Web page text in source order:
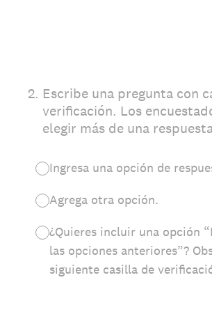
2. Escribe una pregunta con
verificación. Los
elegir más de una
Ingresa una opción de
Agrega otra opción.
¿Quieres incluir una opción
las opciones anteriores”?
siguiente casilla de